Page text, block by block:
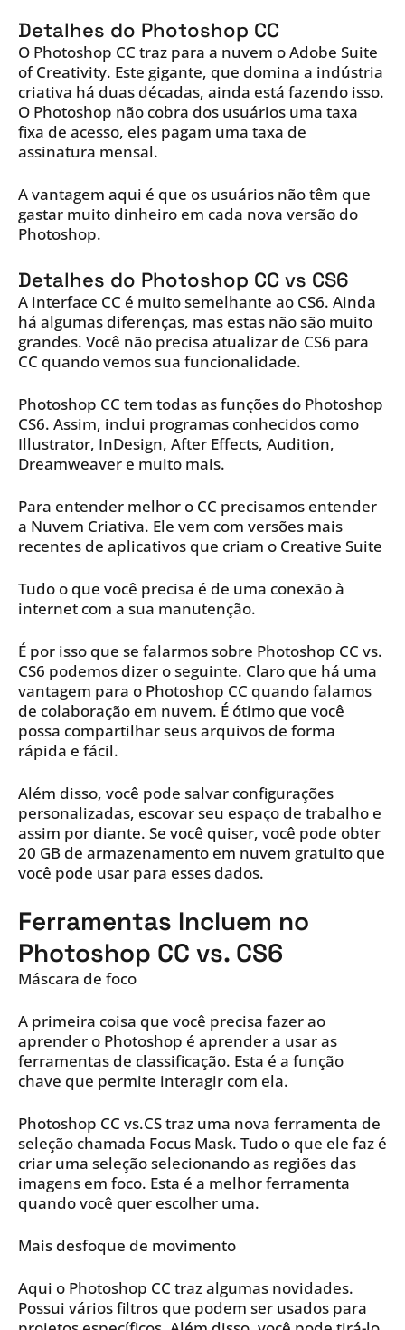
Detalhes do Photoshop CC
O Photoshop CC traz para a nuvem o Adobe Suite
of Creativity. Este gigante, que domina a indústria
criativa há duas décadas, ainda está fazendo isso.
O Photoshop não cobra dos usuários uma taxa
fixa de acesso, eles pagam uma taxa de
assinatura mensal.
A vantagem aqui é que os usuários não têm que
gastar muito dinheiro em cada nova versão do
Photoshop.
Detalhes do Photoshop CC vs CS6
A interface CC é muito semelhante ao CS6. Ainda
há algumas diferenças, mas estas não são muito
grandes. Você não precisa atualizar de CS6 para
CC quando vemos sua funcionalidade.
Photoshop CC tem todas as funções do Photoshop
CS6. Assim, inclui programas conhecidos como
Illustrator, InDesign, After Effects, Audition,
Dreamweaver e muito mais.
Para entender melhor o CC precisamos entender
a Nuvem Criativa. Ele vem com versões mais
recentes de aplicativos que criam o Creative Suite
Tudo o que você precisa é de uma conexão à
internet com a sua manutenção.
É por isso que se falarmos sobre Photoshop CC vs.
CS6 podemos dizer o seguinte. Claro que há uma
vantagem para o Photoshop CC quando falamos
de colaboração em nuvem. É ótimo que você
possa compartilhar seus arquivos de forma
rápida e fácil.
Além disso, você pode salvar configurações
personalizadas, escovar seu espaço de trabalho e
assim por diante. Se você quiser, você pode obter
20 GB de armazenamento em nuvem gratuito que
você pode usar para esses dados.
Ferramentas Incluem no
Photoshop CC vs. CS6
Máscara de foco
A primeira coisa que você precisa fazer ao
aprender o Photoshop é aprender a usar as
ferramentas de classificação. Esta é a função
chave que permite interagir com ela.
Photoshop CC vs.CS traz uma nova ferramenta de
seleção chamada Focus Mask. Tudo o que ele faz é
criar uma seleção selecionando as regiões das
imagens em foco. Esta é a melhor ferramenta
quando você quer escolher uma.
Mais desfoque de movimento
Aqui o Photoshop CC traz algumas novidades.
Possui vários filtros que podem ser usados para